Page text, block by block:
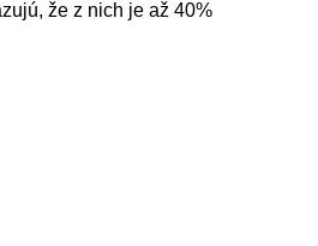
že z nich je až 40%